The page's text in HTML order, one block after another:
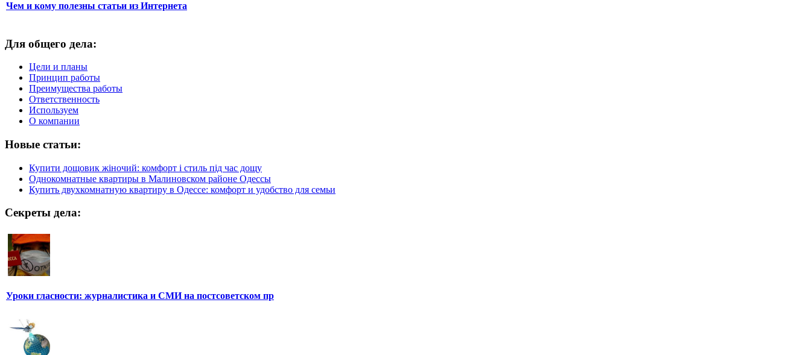
Чем и кому полезны статьи из Интернета
Для общего дела:
Цели и планы
Принцип работы
Преимущества работы
Ответственность
Используем
О компании
Новые статьи:
Купити дощовик жіночий: комфорт і стиль під час дощу
Однокомнатные квартиры в Малиновском районе Одессы
Купить двухкомнатную квартиру в Одессе: комфорт и удобство для семьи
Секреты дела:
Уроки гласности: журналистика и СМИ на постсоветском пр